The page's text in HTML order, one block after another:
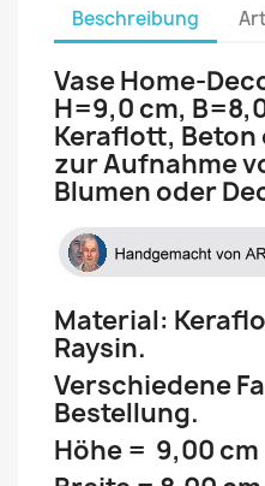
Beschreibung
Vase Home-
H=9,0 cm,
Keraflott, Beton
zur Aufnahme
Blumen oder
Material:
Raysin.
Verschiedene
Bestellung.
Höhe = 9,00 cm